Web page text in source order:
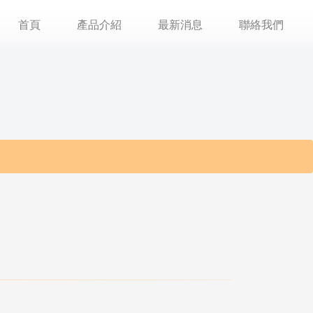
首頁 產品介紹 最新消息 聯絡我們